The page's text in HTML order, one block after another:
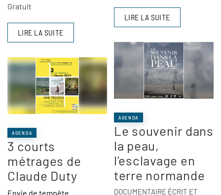
Gratuit
LIRE LA SUITE
AGENDA
3 courts
métrages de
Claude Duty
Envie de tempête
LIRE LA SUITE
AGENDA
Le souvenir dans
la peau,
l’esclavage en
terre normande
DOCUMENTAIRE ÉCRIT ET